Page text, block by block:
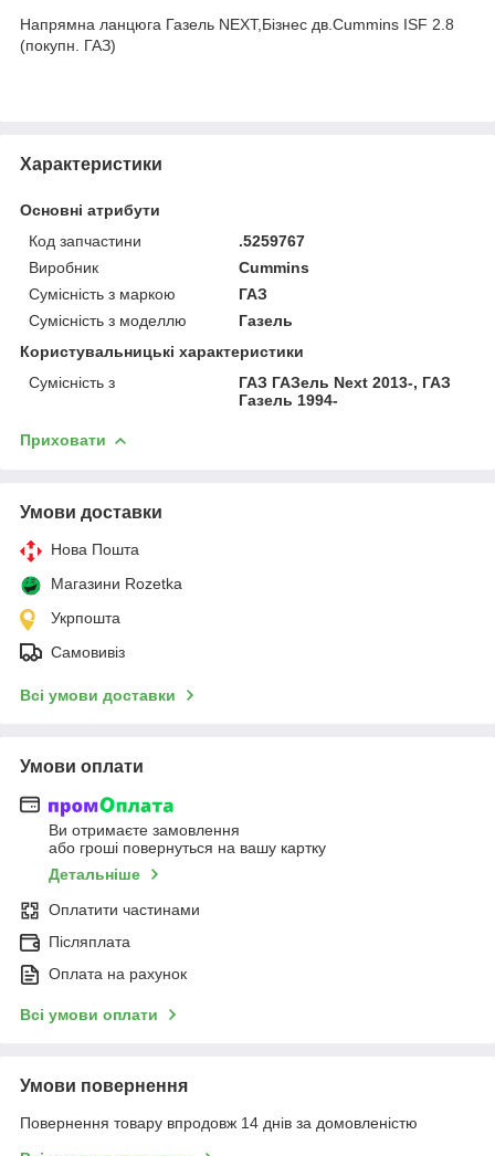
Напрямна ланцюга Газель NEXT,Бізнес дв.Cummins ISF 2.8
(покупн. ГАЗ)
Характеристики
Основні атрибути
Код запчастини
.5259767
Виробник
Cummins
Сумісність з маркою
ГАЗ
Сумісність з моделлю
Газель
Користувальницькі характеристики
Сумісність з
ГАЗ ГАЗель Next 2013-, ГАЗ
Газель 1994-
Приховати
Умови доставки
Нова Пошта
Магазини Rozetka
Укрпошта
Самовивіз
Всі умови доставки
Умови оплати
Ви отримаєте замовлення
або гроші повернуться на вашу картку
Детальніше
Оплатити частинами
Післяплата
Оплата на рахунок
Всі умови оплати
Умови повернення
Повернення товару впродовж 14 днів за домовленістю